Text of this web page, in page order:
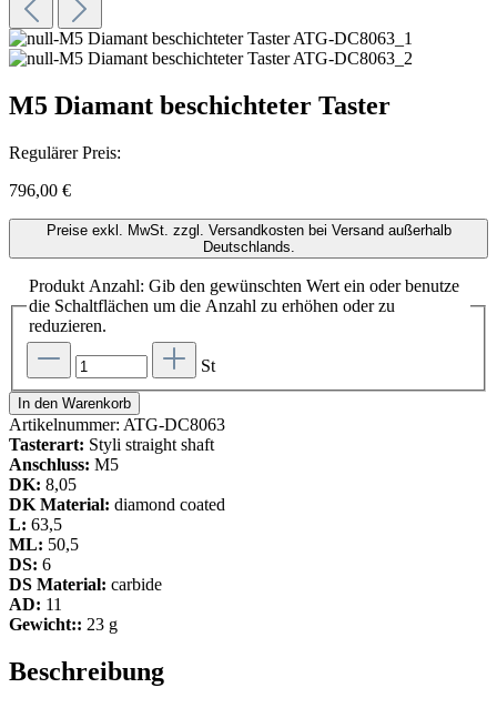
M5 Diamant beschichteter Taster
Regulärer Preis:
796,00 €
Preise exkl. MwSt. zzgl. Versandkosten bei Versand außerhalb
Deutschlands.
Produkt Anzahl: Gib den gewünschten Wert ein oder benutze
die Schaltflächen um die Anzahl zu erhöhen oder zu
reduzieren.
St
In den Warenkorb
Artikelnummer: ATG-DC8063
Tasterart: Styli straight shaft
Anschluss: M5
DK: 8,05
DK Material: diamond coated
L: 63,5
ML: 50,5
DS: 6
DS Material: carbide
AD: 11
Gewicht:: 23 g
Beschreibung